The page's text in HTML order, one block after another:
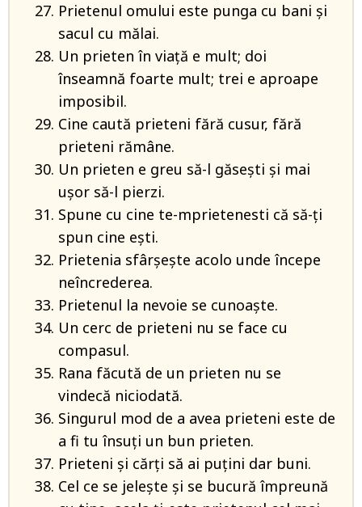
Prietenul omului este punga cu bani şi
sacul cu mălai.
Un prieten în viaţă e mult; doi
înseamnă foarte mult; trei e aproape
imposibil.
Cine caută prieteni fără cusur, fără
prieteni rămâne.
Un prieten e greu să-l găseşti şi mai
uşor să-l pierzi.
Spune cu cine te-mprietenesti că să-ţi
spun cine eşti.
Prietenia sfârşeşte acolo unde începe
neîncrederea.
Prietenul la nevoie se cunoaşte.
Un cerc de prieteni nu se face cu
compasul.
Rana făcută de un prieten nu se
vindecă niciodată.
Singurul mod de a avea prieteni este de
a fi tu însuţi un bun prieten.
Prieteni şi cărţi să ai puţini dar buni.
Cel ce se jeleşte şi se bucură împreună